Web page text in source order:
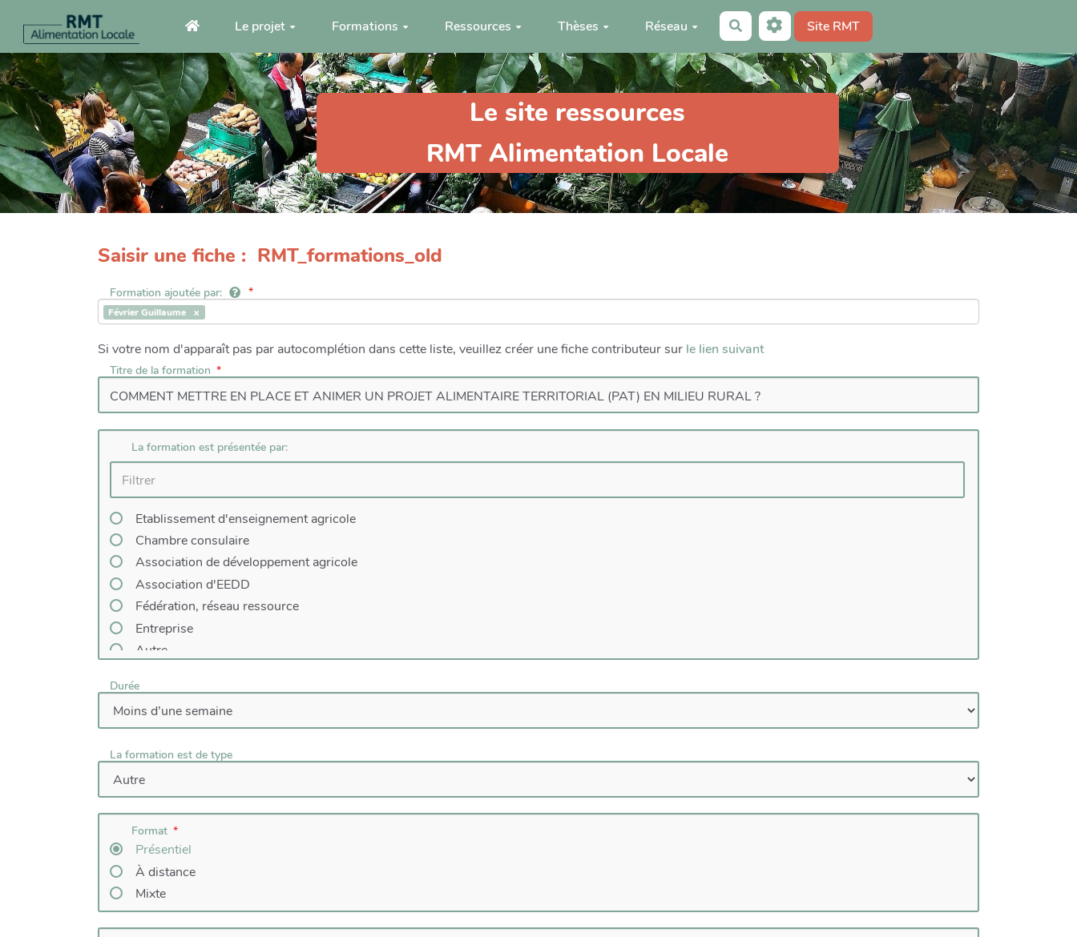
Aller au contenu principal Le projet Formations Ressources Thèses Réseau Rechercher Site RMT
Le site ressources
RMT Alimentation Locale
Saisir une fiche : RMT_formations_old
Formation ajoutée par:
Février Guillaume
Si votre nom d'apparaît pas par autocomplétion dans cette liste, veuillez créer une fiche contributeur sur le lien suivant
Titre de la formation
La formation est présentée par:
Etablissement d'enseignement agricole
Chambre consulaire
Association de développement agricole
Association d'EEDD
Fédération, réseau ressource
Entreprise
Autre
Durée
La formation est de type
Format
Présentiel
À distance
Mixte